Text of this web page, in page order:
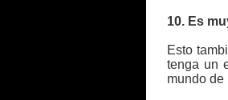
10. Es
Esto
tenga un
mundo de